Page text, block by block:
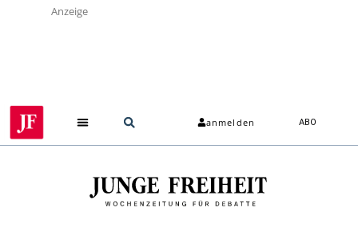
Anzeige
anmelden ABO